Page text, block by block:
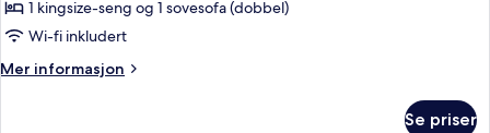
Villa,
1
soverom
1 kingsize-seng og 1 sovesofa (dobbel)
Wi-fi inkludert
Mer informasjon
Mer
Se priser